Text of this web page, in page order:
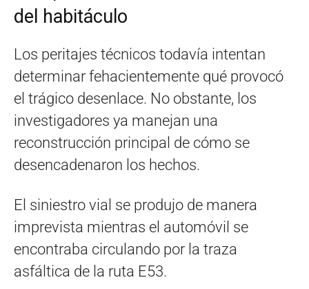
del habitáculo
Los peritajes técnicos todavía intentan
determinar fehacientemente qué provocó
el trágico desenlace. No obstante, los
investigadores ya manejan una
reconstrucción principal de cómo se
desencadenaron los hechos.
El siniestro vial se produjo de manera
imprevista mientras el automóvil se
encontraba circulando por la traza
asfáltica de la ruta E53.